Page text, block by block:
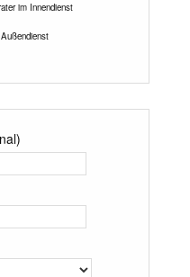
im Innendienst